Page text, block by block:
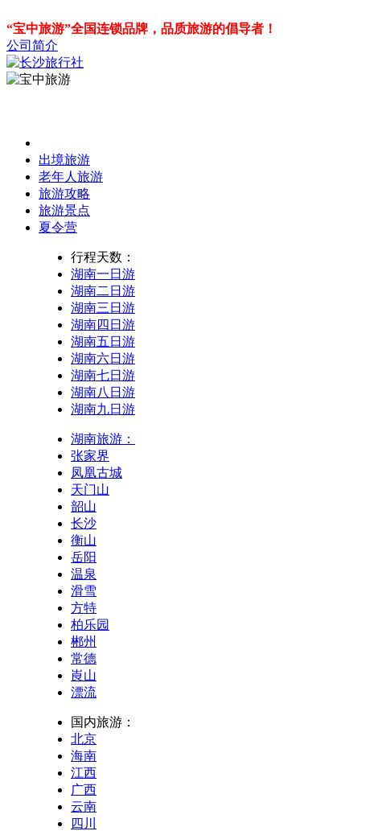
“宝中旅游”全国连锁品牌，品质旅游的倡导者！
公司简介
出境旅游
老年人旅游
旅游攻略
旅游景点
夏令营
行程天数：
湖南一日游
湖南二日游
湖南三日游
湖南四日游
湖南五日游
湖南六日游
湖南七日游
湖南八日游
湖南九日游
湖南旅游：
张家界
凤凰古城
天门山
韶山
长沙
衡山
岳阳
温泉
滑雪
方特
柏乐园
郴州
常德
崀山
漂流
国内旅游：
北京
海南
江西
广西
云南
四川